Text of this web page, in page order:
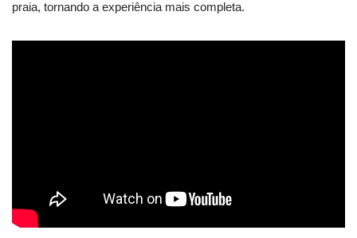
praia, tornando a experiência mais completa.